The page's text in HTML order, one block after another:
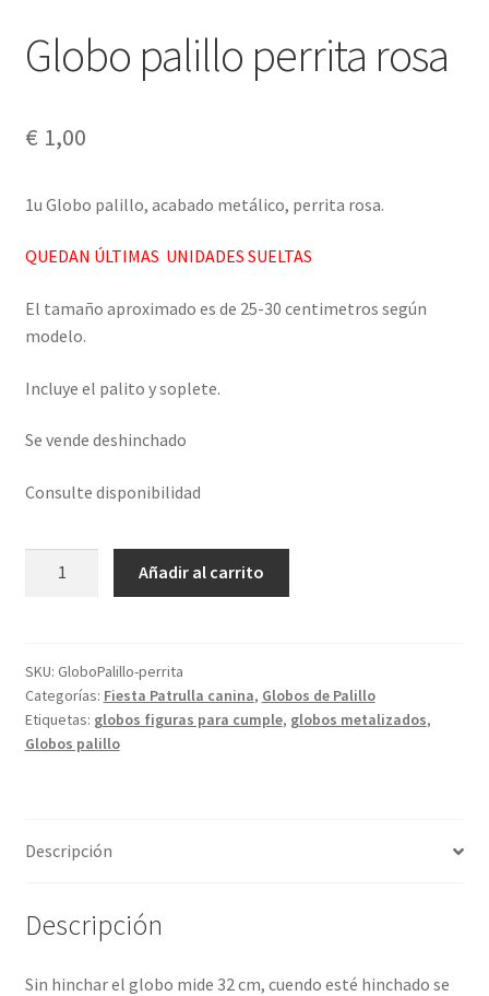
Globo palillo perrita rosa
€ 1,00
1u Globo palillo, acabado metálico, perrita rosa.
QUEDAN ÚLTIMAS UNIDADES SUELTAS
El tamaño aproximado es de 25-30 centimetros según
modelo.
Incluye el palito y soplete.
Se vende deshinchado
Consulte disponibilidad
cantidad
Añadir al carrito
SKU: GloboPalillo-perrita
Categorías: Fiesta Patrulla canina, Globos de Palillo
Etiquetas: globos figuras para cumple, globos metalizados,
Globos palillo
Descripción
Descripción
Sin hinchar el globo mide 32 cm, cuendo esté hinchado se